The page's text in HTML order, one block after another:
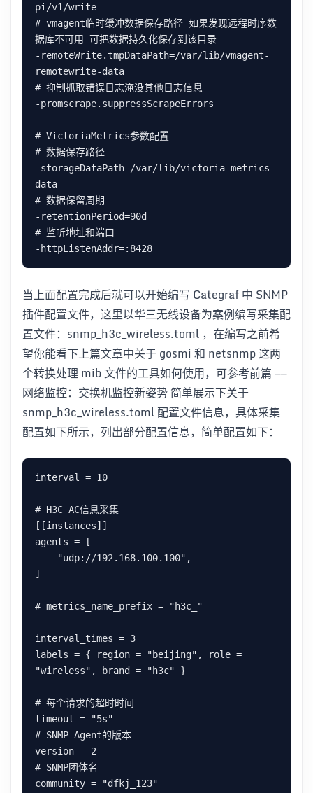
pi/v1/write
# vmagent临时缓冲数据保存路径 如果发现远程时序数
据库不可用 可把数据持久化保存到该目录
-remoteWrite.tmpDataPath=/var/lib/vmagent-
remotewrite-data
# 抑制抓取错误日志淹没其他日志信息
-promscrape.suppressScrapeErrors
# VictoriaMetrics参数配置
# 数据保存路径
-storageDataPath=/var/lib/victoria-metrics-
data
# 数据保留周期
-retentionPeriod=90d
# 监听地址和端口
当上面配置完成后就可以开始编写 Categraf 中 SNMP
插件配置文件，这里以华三无线设备为案例编写采集配
置文件：snmp_h3c_wireless.toml ，在编写之前希
望你能看下上篇文章中关于 gosmi 和 netsnmp 这两
个转换处理 mib 文件的工具如何使用，可参考前篇 ——
网络监控：交换机监控新姿势 简单展示下关于
snmp_h3c_wireless.toml 配置文件信息，具体采集
配置如下所示，列出部分配置信息，简单配置如下：
interval = 10
# H3C AC信息采集
[[instances]]
agents = [
]
# metrics_name_prefix = "h3c_"
interval_times = 3
labels = { region = "beijing", role =
"wireless", brand = "h3c" }
# 每个请求的超时时间
timeout = "5s"
# SNMP Agent的版本
version = 2
# SNMP团体名
community = "dfkj_123"